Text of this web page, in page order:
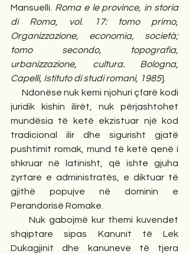
Mansuelli. Roma e le province, in storia
di Roma, vol. 17: tomo primo,
Organizzazione, economia, società;
tomo secondo, topografia,
urbanizzazione, cultura. Bologna,
Capelli, Istituto di studi romani, 1985].
Ndonëse nuk kemi njohuri çfarë kodi
juridik kishin ilirët, nuk përjashtohet
mundësia të ketë ekzistuar një kod
tradicional ilir dhe sigurisht gjatë
pushtimit romak, mund të ketë qenë i
shkruar në latinisht, që ishte gjuha
zyrtare e administratës, e diktuar të
gjithë popujve në dominin e
Perandorisë Romake.
Nuk gabojmë kur themi kuvendet
shqiptare sipas Kanunit të Lek
Dukagjinit dhe kanuneve të tjera